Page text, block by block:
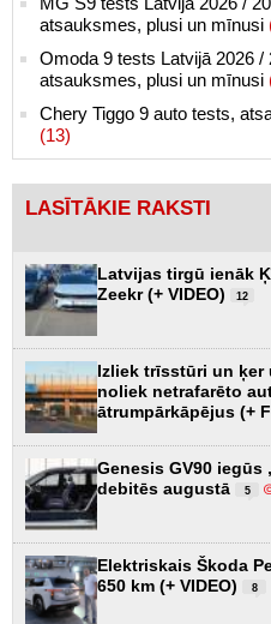
atsauksmes, plusi un mīnusi
Omoda 9 tests Latvijā 2026 /
atsauksmes, plusi un mīnusi
Chery Tiggo 9 auto tests,
(13)
LASĪTĀKIE RAKSTI
Latvijas tirgū ienāk
Zeekr (+ VIDEO)
12
Izliek trīsstūri un ķer
noliek netrafarēto
ātrumpārkāpējus (+
Genesis GV90
debitēs augustā
5
Elektriskais Škoda
650 km (+ VIDEO)
8